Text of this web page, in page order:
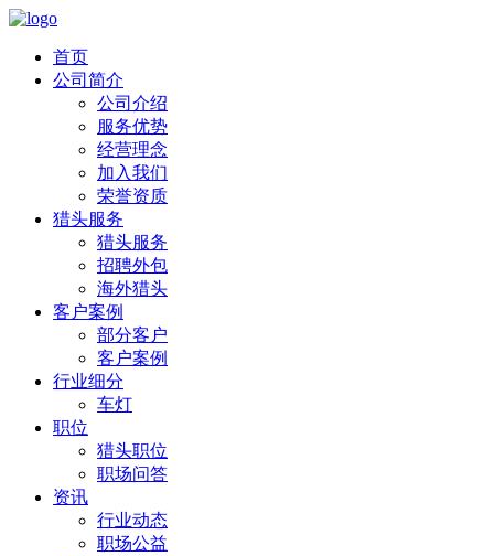
首页
公司简介
公司介绍
服务优势
经营理念
加入我们
荣誉资质
猎头服务
猎头服务
招聘外包
海外猎头
客户案例
部分客户
客户案例
行业细分
车灯
职位
猎头职位
职场问答
资讯
行业动态
职场公益